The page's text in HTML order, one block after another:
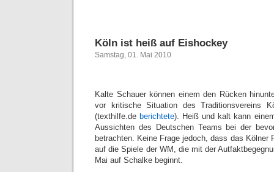
Köln ist heiß auf Eishockey
Samstag, 01. Mai 2010
Kalte Schauer können einem den Rücken
vor kritische Situation des Traditionsvereins
(texthilfe.de berichtete). Heiß und kalt kann
Aussichten des Deutschen Teams bei der
betrachten. Keine Frage jedoch, dass das Kölner
auf die Spiele der WM, die mit der
Mai auf Schalke beginnt.